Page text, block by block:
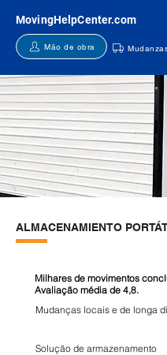
MovingHelpCenter.com
Mão de obra
ALMACENAMIENTO
Milhares de movimentos
Avaliação média de 4,8.
Mudanças locais e de longa
Solução de armazenamento